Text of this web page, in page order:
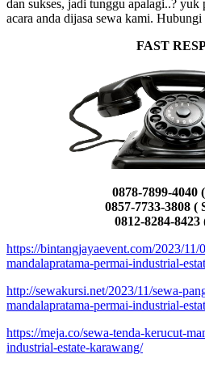
dan sukses, jadi tunggu apalagi..? yuk
acara anda dijasa sewa kami.
FAST
0878-7899-4040
0857-7733-3808
0812-8284-
https://bintangjayaevent.com/2023/11/
mandalapratama-permai-industrial-
http://sewakursi.net/2023/11/sewa-
mandalapratama-permai-industrial-
https://meja.co/sewa-tenda-kerucut-
industrial-estate-karawang/